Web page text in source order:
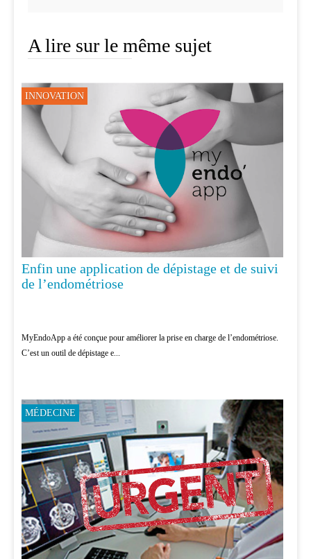
A lire sur le même sujet
INNOVATION
Enfin une application de dépistage et de suivi
de l’endométriose
MyEndoApp a été conçue pour améliorer la prise en charge de l’endométriose.
C’est un outil de dépistage e...
MÉDECINE